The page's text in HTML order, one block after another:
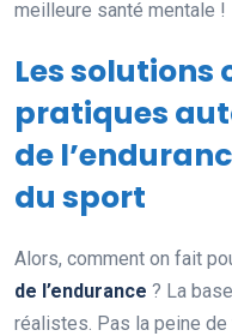
meilleure santé mentale !
Les solutions
pratiques
de
du sport
Alors, comment on fait
de l’endurance ? La
réalistes. Pas la peine